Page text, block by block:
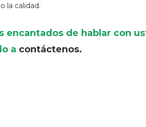
la calidad.
encantados de hablar con
a contáctenos.